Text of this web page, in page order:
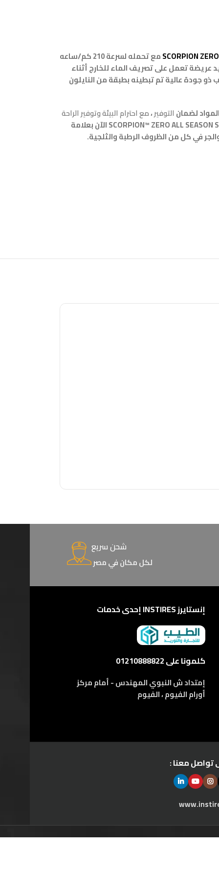
SCORPION
مع تحمله لسرعة 210 كم/ساعه
عريضة تعمل على تصريف الماء للخارج أثناء
جودة عالية تم تبطينه بطبقة من النايلون
لضمان التوفير،مع احترام البيئة وتوفير الراحة
، يتميز SCORPION™ ZERO ALL SEASON SF الآن بعلامة
في كل من الظروف الرطبة والثلجية.
شحن سريع
لكل مكان في مصر
إنستايرز INSTIRES إحدى خدمات
كلمونا على 01210888822
إمتداد ش النبوي المهندس - أمام مركز
أورام الفيوم ، الفيوم
تواصل معنا :